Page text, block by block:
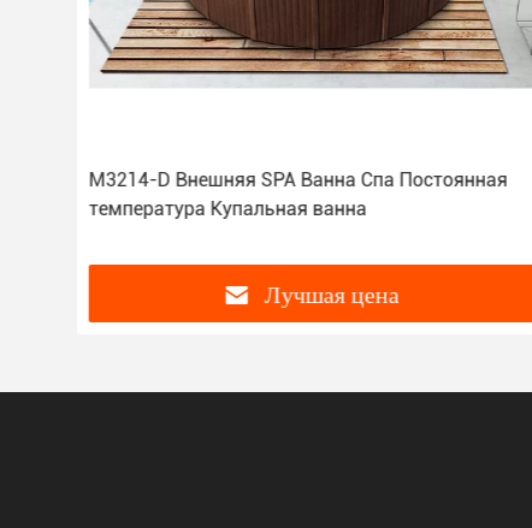
M3214-D Внешняя SPA Ванна Спа Постоянная
температура Купальная ванна
Лучшая цена